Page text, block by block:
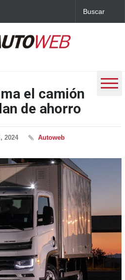
el camión
de ahorro
2024 Autoweb